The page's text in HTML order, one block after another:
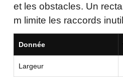
et les obstacles. Un
m limite les raccords
Donnée
Largeur